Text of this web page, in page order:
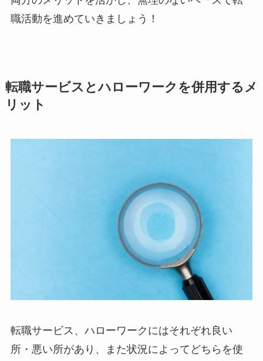
職活動を進めていきましょう！
転職サービスとハローワークを併用するメ
リット
転職サービス、ハローワークにはそれぞれ良い
所・悪い所があり、また状況によってどちらを使